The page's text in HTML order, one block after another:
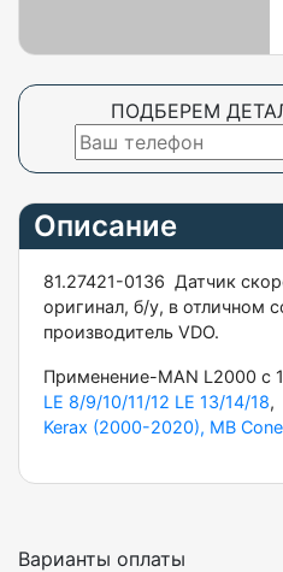
ПОДБЕРЕМ
Описание
81.27421-0136 Датчик
оригинал, б/у, в отличном
производитель VDO.
Применение-MAN L2000 c
LE 8/9/10/11/12 LE 13/14/18,
Kerax (2000-2020), MB
Варианты оплаты